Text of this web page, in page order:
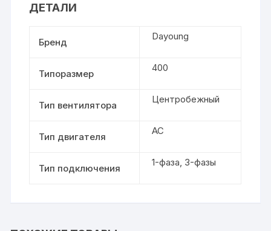
ДЕТАЛИ
Бренд
Dayoung
Типоразмер
400
Тип вентилятора
Центробежный
Тип двигателя
AC
Тип подключения
1-фаза, 3-фазы